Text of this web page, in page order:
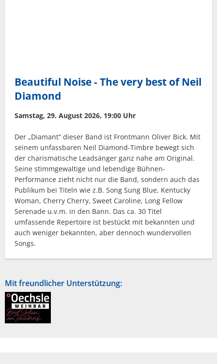
Beautiful Noise - The very best of Neil
Diamond
Samstag, 29. August 2026, 19:00 Uhr
Der „Diamant“ dieser Band ist Frontmann Oliver Bick. Mit
seinem unfassbaren Neil Diamond-Timbre bewegt sich
der charismatische Leadsänger ganz nahe am Original.
Seine stimmgewaltige und lebendige Bühnen-
Performance zieht nicht nur die Band, sondern auch das
Publikum bei Titeln wie z.B. Song Sung Blue, Kentucky
Woman, Cherry Cherry, Sweet Caroline, Long Fellow
Serenade u.v.m. in den Bann. Das ca. 30 Titel
umfassende Repertoire ist bestückt mit bekannten und
auch weniger bekannten, aber dennoch wundervollen
Songs.
Mit freundlicher Unterstützung: